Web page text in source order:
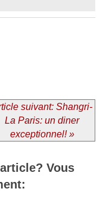
suivant: Shangri-
La Paris: un diner
exceptionnel! »
Vous